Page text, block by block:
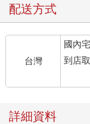
配送方式
台灣
國內
到店
詳細資料